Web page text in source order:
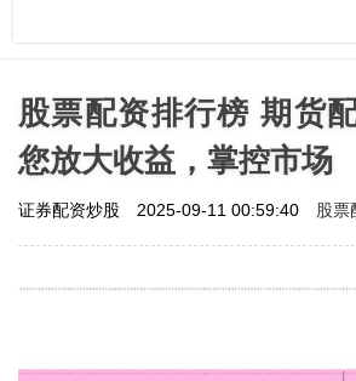
股票配资排行榜 期货
您放大收益，掌控市场
证券配资炒股 2025-09-11 00:59:40 股票